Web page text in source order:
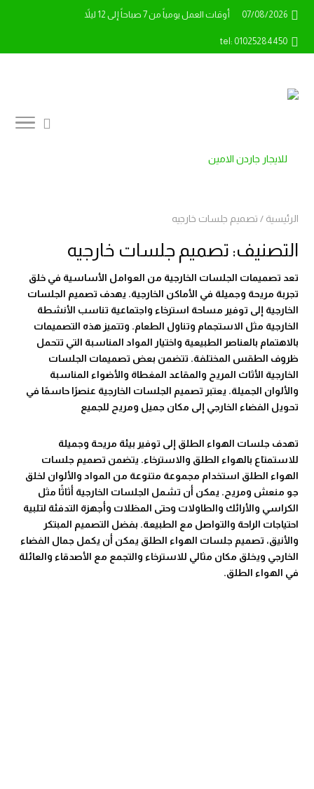
07/08/2026 أوقات العمل يومياً من 7 صباحاً إلى 12 ليلاً
tel: 01025284450
الرئيسية / تصميم جلسات خارجيه
التصنيف: تصميم جلسات خارجيه
تعد تصميمات الجلسات الخارجية من العوامل الأساسية في خلق
تجربة مريحة وجميلة في الأماكن الخارجية. يهدف تصميم الجلسات
الخارجية إلى توفير مساحة استرخاء واجتماعية تناسب الأنشطة
الخارجية مثل الاستجمام وتناول الطعام. وتتميز هذه التصميمات
بالاهتمام بالعناصر الطبيعية واختيار المواد المناسبة التي تتحمل
ظروف الطقس المختلفة. تتضمن بعض تصميمات الجلسات
الخارجية الأثاث المريح والمقاعد المغطاة والأضواء المناسبة
والألوان الجميلة. يعتبر تصميم الجلسات الخارجية عنصرًا حاسمًا في
تحويل الفضاء الخارجي إلى مكان جميل ومريح للجميع
تهدف جلسات الهواء الطلق إلى توفير بيئة مريحة وجميلة
للاستمتاع بالهواء الطلق والاسترخاء. يتضمن تصميم جلسات
الهواء الطلق استخدام مجموعة متنوعة من المواد والألوان لخلق
جو منعش ومريح. يمكن أن تشمل الجلسات الخارجية أثاثًا مثل
الكراسي والأرائك والطاولات وحتى المظلات وأجهزة التدفئة لتلبية
احتياجات الراحة والتواصل مع الطبيعة. بفضل التصميم المبتكر
والأنيق، تصميم جلسات الهواء الطلق يمكن أن يكمل جمال الفضاء
الخارجي ويخلق مكان مثالي للاسترخاء والتجمع مع الأصدقاء والعائلة
في الهواء الطلق.